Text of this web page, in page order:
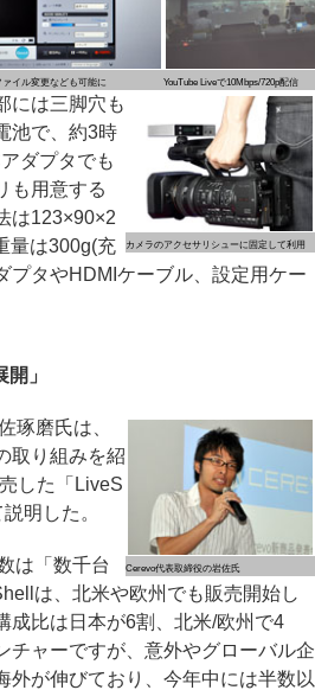
ァイル変更なども可能に YouTube Liveで10Mbps/720p配信
カメラのアクセサリシューに固定して利用
には三脚穴も
池で、約3時
ダプタでも
も用意する
は123×90×2
量は300g(充
プタやHDMIケーブル、設定用ケー
」
Cerevo代表取締役の岩佐氏
琢磨氏は、
取り組みを紹
した「LiveS
明した。
は「数千台
は、北米や欧州でも販売開始し
成比は日本が6割、北米/欧州で4
チャーですが、意外やグローバル企
外が伸びており、今年中には半数以